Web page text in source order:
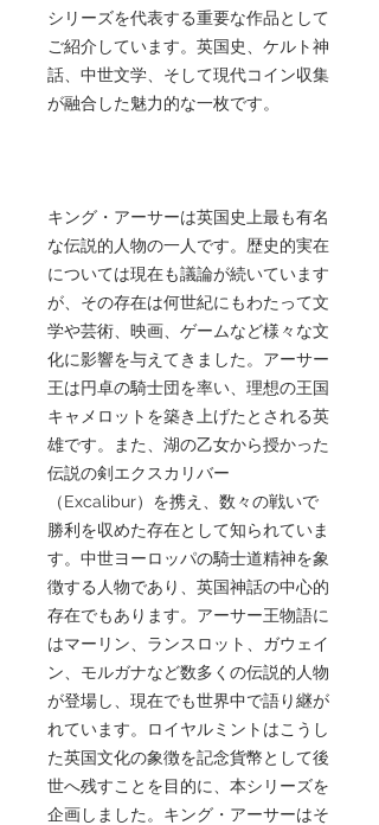
シリーズを代表する重要な作品として
ご紹介しています。英国史、ケルト神
話、中世文学、そして現代コイン収集
が融合した魅力的な一枚です。
キング・アーサーは英国史上最も有名
な伝説的人物の一人です。歴史的実在
については現在も議論が続いています
が、その存在は何世紀にもわたって文
学や芸術、映画、ゲームなど様々な文
化に影響を与えてきました。アーサー
王は円卓の騎士団を率い、理想の王国
キャメロットを築き上げたとされる英
雄です。また、湖の乙女から授かった
伝説の剣エクスカリバー
（Excalibur）を携え、数々の戦いで
勝利を収めた存在として知られていま
す。中世ヨーロッパの騎士道精神を象
徴する人物であり、英国神話の中心的
存在でもあります。アーサー王物語に
はマーリン、ランスロット、ガウェイ
ン、モルガナなど数多くの伝説的人物
が登場し、現在でも世界中で語り継が
れています。ロイヤルミントはこうし
た英国文化の象徴を記念貨幣として後
世へ残すことを目的に、本シリーズを
企画しました。キング・アーサーはそ